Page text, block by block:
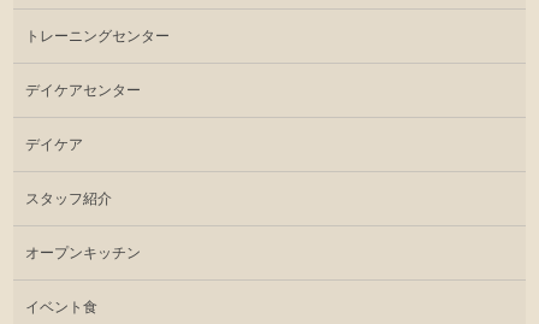
トレーニングセンター
デイケアセンター
デイケア
スタッフ紹介
オープンキッチン
イベント食